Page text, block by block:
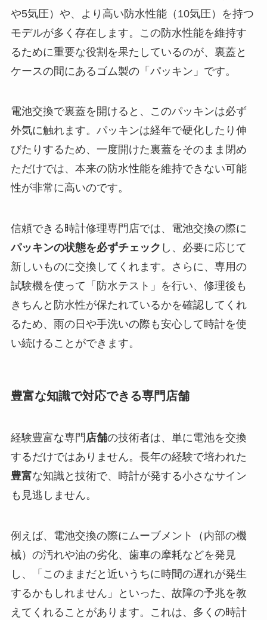
や5気圧）や、より高い防水性能（10気圧）を持つ
モデルが多く存在します。この防水性能を維持す
るために重要な役割を果たしているのが、裏蓋と
ケースの間にあるゴム製の「パッキン」です。
電池交換で裏蓋を開けると、このパッキンは必ず
外気に触れます。パッキンは経年で硬化したり伸
びたりするため、 一度開けた裏蓋をそのまま閉め
ただけでは、本来の防水性能を維持できない可能
性が非常に高いのです。
信頼できる時計修理専門店では、電池交換の際に
パッキンの状態を必ずチェック し、必要に応じて
新しいものに交換してくれます。さらに、専用の
試験機を使って「防水テスト」を行い、修理後も
きちんと防水性が保たれているかを確認してくれ
るため、雨の日や手洗いの際も安心して時計を使
い続けることができます。
豊富な知識で対応できる専門店舗
経験豊富な専門 店舗の技術者は、単に電池を交換
するだけではありません。長年の経験で培われた
豊富な知識と技術で、時計が発する小さなサイン
も見逃しません。
例えば、電池交換の際にムーブメント（内部の機
械）の汚れや油の劣化、歯車の摩耗などを発見
し、
「このままだと近いうちに時間の遅れが発生
するかもしれません」といった、故障の予兆を教
えてくれる ことがあります。これは、多くの時計